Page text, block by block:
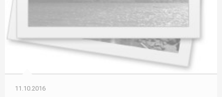
11.10.2016